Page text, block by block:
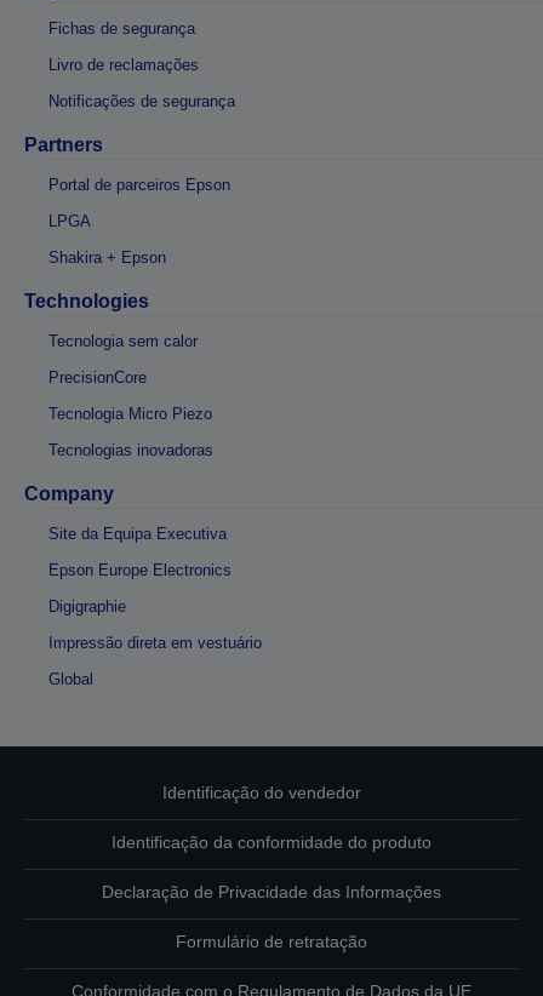
Fichas de segurança
Livro de reclamações
Notificações de segurança
Partners
Portal de parceiros Epson
LPGA
Shakira + Epson
Technologies
Tecnologia sem calor
PrecisionCore
Tecnologia Micro Piezo
Tecnologias inovadoras
Company
Site da Equipa Executiva
Epson Europe Electronics
Digigraphie
Impressão direta em vestuário
Global
Identificação do vendedor
Identificação da conformidade do produto
Declaração de Privacidade das Informações
Formulário de retratação
Conformidade com o Regulamento de Dados da UE